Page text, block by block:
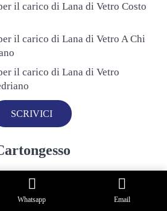
il carico di Lana di Vetro Costo
il carico di Lana di Vetro A Chi
il carico di Lana di Vetro
SCRIVICI
Cartongesso a Sedriano
Whatsapp Email